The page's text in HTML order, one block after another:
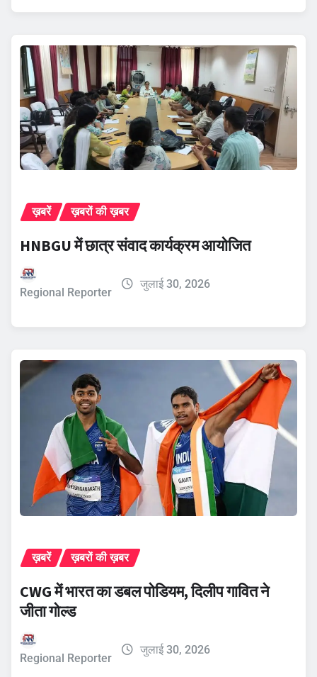
ख़बरें ख़बरों की ख़बर
HNBGU में छात्र संवाद कार्यक्रम आयोजित
Regional Reporter
जुलाई 30, 2026
ख़बरें ख़बरों की ख़बर
CWG में भारत का डबल पोडियम, दिलीप गावित ने
जीता गोल्ड
Regional Reporter
जुलाई 30, 2026